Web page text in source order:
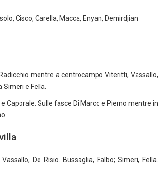
Cisco, Carella, Macca, Enyan, Demirdjian
mentre a centrocampo Viteritti, Vassallo,
Simeri e Fella.
e Caporale. Sulle fasce Di Marco e Pierno mentre in
De Risio, Bussaglia, Falbo; Simeri, Fella.